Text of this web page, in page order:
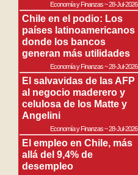
Economía y Finanzas~28-Jul-2026
Chile en el podio: Los
países latinoamericanos
donde los bancos
generan más utilidades
Economía y Finanzas~28-Jul-2026
El salvavidas de las AFP
al negocio maderero y
celulosa de los Matte y
Angelini
Economía y Finanzas~28-Jul-2026
El empleo en Chile, más
allá del 9,4% de
desempleo